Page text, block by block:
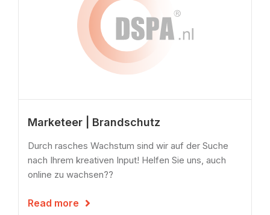
Marketeer | Brandschutz
Durch rasches Wachstum sind wir auf der Suche
nach Ihrem kreativen Input! Helfen Sie uns, auch
online zu wachsen??
Read more 